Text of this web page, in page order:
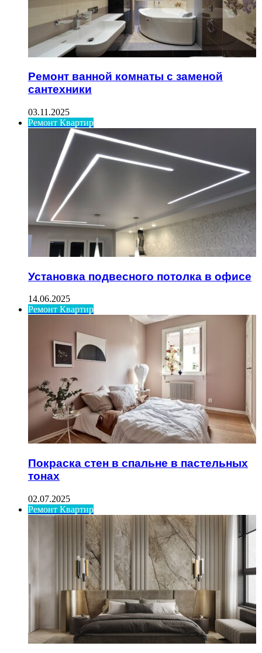
Ремонт ванной комнаты с заменой
сантехники
03.11.2025
Ремонт Квартир
Установка подвесного потолка в офисе
14.06.2025
Ремонт Квартир
Покраска стен в спальне в пастельных
тонах
02.07.2025
Ремонт Квартир